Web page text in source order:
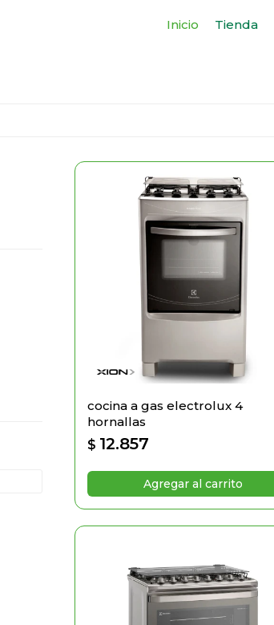
Inicio Tienda
cocina a gas electrolux 4
hornallas
$ 12.857